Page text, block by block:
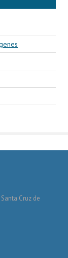
Cruz de